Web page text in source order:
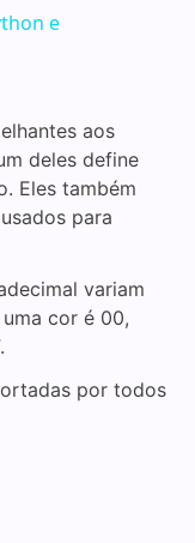
e
aos
deles define
Eles também
para
variam
cor é 00,
por todos